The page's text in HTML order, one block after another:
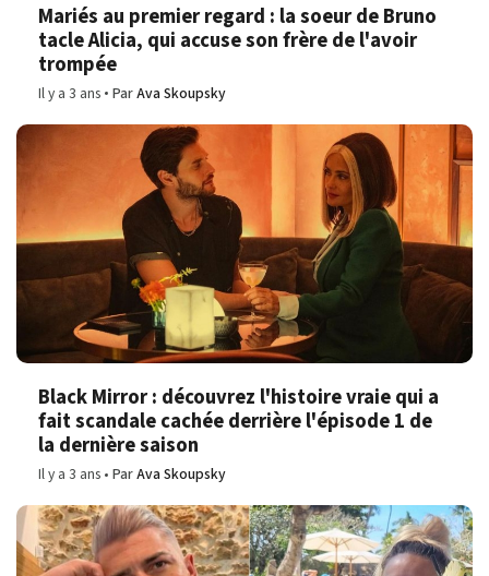
Mariés au premier regard : la soeur de Bruno
tacle Alicia, qui accuse son frère de l'avoir
trompée
Il y a 3 ans ParAva Skoupsky
Black Mirror : découvrez l'histoire vraie qui a
fait scandale cachée derrière l'épisode 1 de
la dernière saison
Il y a 3 ans ParAva Skoupsky